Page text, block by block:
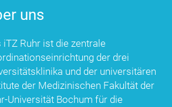
uns
iTZ Ruhr ist die zentrale
der drei
und der universitären
der Medizinischen Fakultät der
Universität Bochum für die